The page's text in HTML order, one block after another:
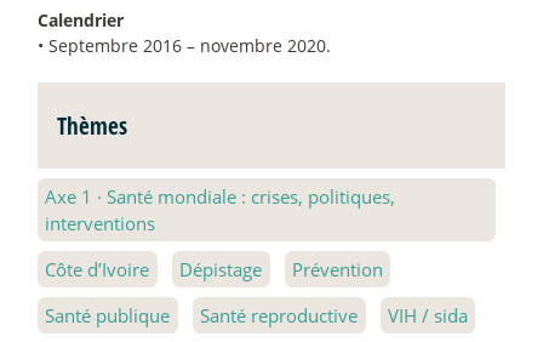
Calendrier
• Septembre 2016 – novembre 2020.
Thèmes
Axe 1 · Santé mondiale : crises, politiques,
interventions
Côte d’Ivoire
Dépistage
Prévention
Santé publique
Santé reproductive VIH / sida